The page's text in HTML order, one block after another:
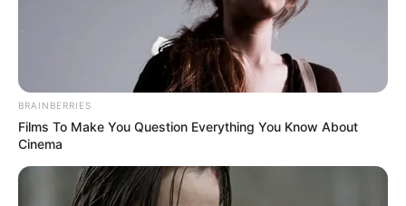
BRAINBERRIES
Films To Make You Question Everything You Know About
Cinema